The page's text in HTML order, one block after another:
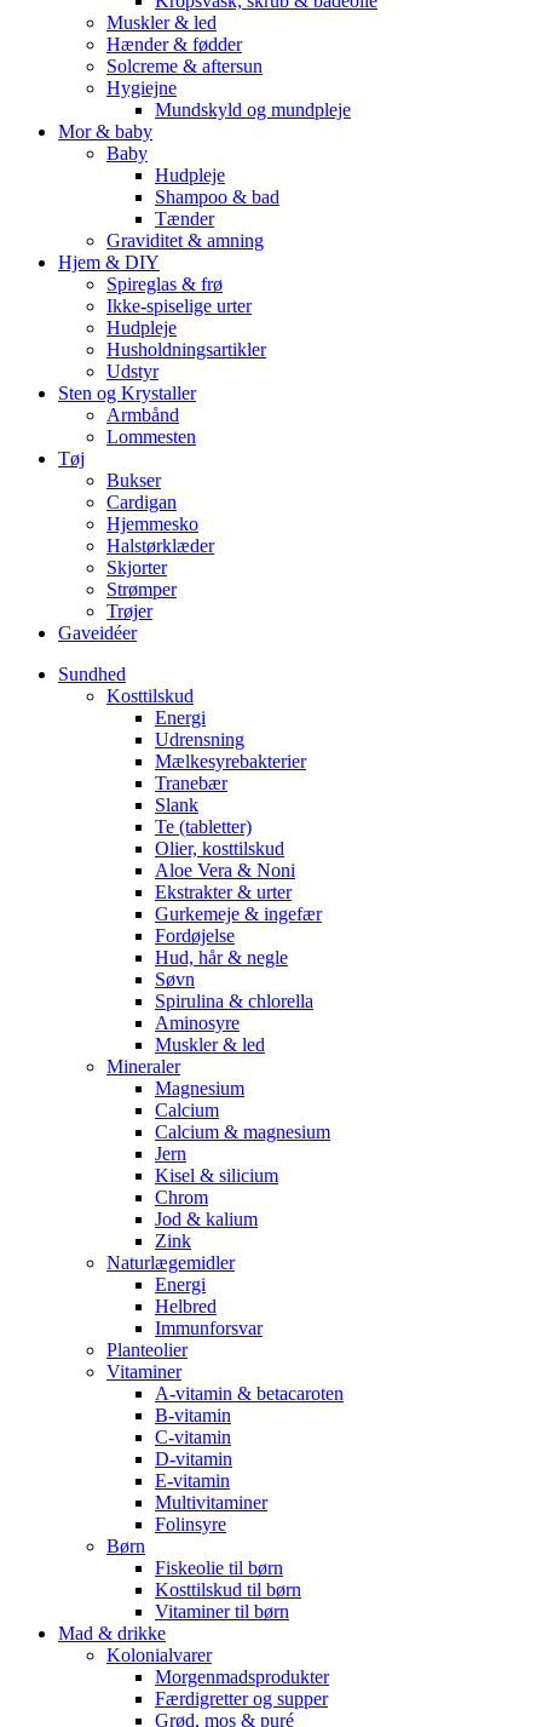
Muskler & led
Hænder & fødder
Solcreme & aftersun
Hygiejne
Mundskyld og mundpleje
Mor & baby
Baby
Hudpleje
Shampoo & bad
Tænder
Graviditet & amning
Hjem & DIY
Spireglas & frø
Ikke-spiselige urter
Hudpleje
Husholdningsartikler
Udstyr
Sten og Krystaller
Armbånd
Lommesten
Tøj
Bukser
Cardigan
Hjemmesko
Halstørklæder
Skjorter
Strømper
Trøjer
Gaveidéer
Sundhed
Kosttilskud
Energi
Udrensning
Mælkesyrebakterier
Tranebær
Slank
Te (tabletter)
Olier, kosttilskud
Aloe Vera & Noni
Ekstrakter & urter
Gurkemeje & ingefær
Fordøjelse
Hud, hår & negle
Søvn
Spirulina & chlorella
Aminosyre
Muskler & led
Mineraler
Magnesium
Calcium
Calcium & magnesium
Jern
Kisel & silicium
Chrom
Jod & kalium
Zink
Naturlægemidler
Energi
Helbred
Immunforsvar
Planteolier
Vitaminer
A-vitamin & betacaroten
B-vitamin
C-vitamin
D-vitamin
E-vitamin
Multivitaminer
Folinsyre
Børn
Fiskeolie til børn
Kosttilskud til børn
Vitaminer til børn
Mad & drikke
Kolonialvarer
Morgenmadsprodukter
Færdigretter og supper
Grød, mos & puré